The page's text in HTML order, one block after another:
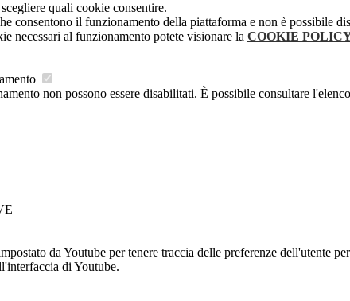
quali cookie consentire.
consentono il funzionamento della piattaforma e non è possibile
necessari al funzionamento potete visionare la COOKIE
non possono essere disabilitati. È possibile consultare
da Youtube per tenere traccia delle preferenze dell'utente
di Youtube.